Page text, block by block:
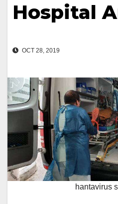
Hospital
OCT 28, 2019
hantavirus